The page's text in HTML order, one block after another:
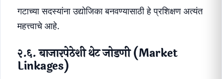
गटाच्या सदस्यांना उद्योजिका बनवण्यासाठी हे प्रशिक्षण अत्यंत
महत्त्वाचे आहे.
२.६. बाजारपेठेशी थेट जोडणी (Market
Linkages)